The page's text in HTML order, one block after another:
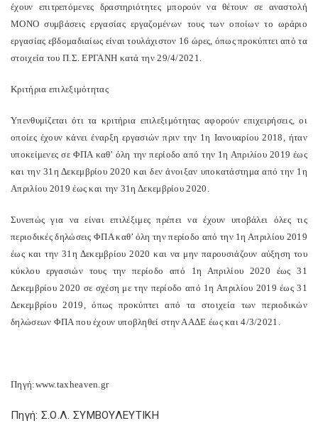
έχουν επιτρεπόμενες δραστηριότητες μπορούν να θέτουν σε αναστολή
ΜΟΝΟ συμβάσεις εργασίας εργαζομένων τους των οποίων το ωράριο
εργασίας εβδομαδιαίως είναι τουλάχιστον 16 ώρες, όπως προκύπτει από τα
στοιχεία του Π.Σ. ΕΡΓΑΝΗ κατά την 29/4/2021.
Κριτήρια επιλεξιμότητας
Υπενθυμίζεται ότι τα κριτήρια επιλεξιμότητας αφορούν επιχειρήσεις, οι
οποίες έχουν κάνει έναρξη εργασιών πριν την 1η Ιανουαρίου 2018, ήταν
υποκείμενες σε ΦΠΑ καθ’ όλη την περίοδο από την 1η Απριλίου 2019 έως
και την 31η Δεκεμβρίου 2020 και δεν άνοιξαν υποκατάστημα από την 1η
Απριλίου 2019 έως και την 31η Δεκεμβρίου 2020.
Συνεπώς για να είναι επιλέξιμες πρέπει να έχουν υποβάλει όλες τις
περιοδικές δηλώσεις ΦΠΑ καθ’ όλη την περίοδο από την 1η Απριλίου 2019
έως και την 31η Δεκεμβρίου 2020 και να μην παρουσιάζουν αύξηση του
κύκλου εργασιών τους την περίοδο από 1η Απριλίου 2020 έως 31
Δεκεμβρίου 2020 σε σχέση με την περίοδο από 1η Απριλίου 2019 έως 31
Δεκεμβρίου 2019, όπως προκύπτει από τα στοιχεία των περιοδικών
δηλώσεων ΦΠΑ που έχουν υποβληθεί στην ΑΑΔΕ έως και 4/3/2021.
Πηγή:www.taxheaven.gr
Πηγή: Σ.Ο.Λ. ΣΥΜΒΟΥΛΕΥΤΙΚΗ